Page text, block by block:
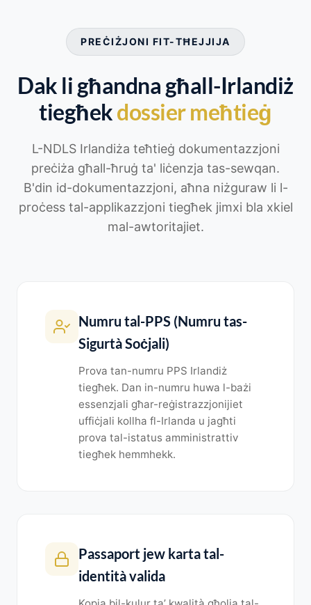
PREĊIŻJONI FIT-TĦEJJIJA
Dak li għandna għall-Irlandiż
tiegħekdossier meħtieġ
L-NDLS Irlandiża teħtieġ dokumentazzjoni
preċiża għall-ħruġ ta' liċenzja tas-sewqan.
B'din id-dokumentazzjoni, aħna niżguraw li l-
proċess tal-applikazzjoni tiegħek jimxi bla xkiel
mal-awtoritajiet.
Numru tal-PPS (Numru tas-
Sigurtà Soċjali)
Prova tan-numru PPS Irlandiż
tiegħek. Dan in-numru huwa l-bażi
essenzjali għar-reġistrazzjonijiet
uffiċjali kollha fl-Irlanda u jagħti
prova tal-istatus amministrattiv
tiegħek hemmhekk.
Passaport jew karta tal-
identità valida